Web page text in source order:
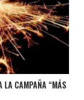
LA CAMPAÑA “MÁS